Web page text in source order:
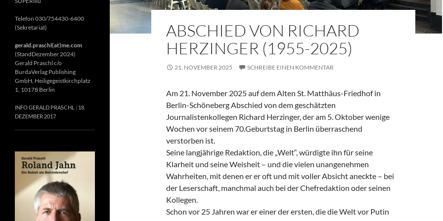
ABSCHIED VON RICHARD
HERZINGER (1955-2025)
21. NOVEMBER 2025 SCHREIBE EINEN KOMMENTAR
Am 21. November 2025 auf dem Alten St. Matthäus-Friedhof in
Berlin-Schöneberg Abschied von dem geschätzten
Journalistenkollegen Richard Herzinger, der am 5. Oktober wenige
Wochen vor seinem 70.Geburtstag in Berlin überraschend
verstorben ist.
Seine langjährige Redaktion, die „Welt“, würdigte ihn für seine
Klarheit und seine Weisheit – und die vielen unangenehmen
Wahrheiten, mit denen er er oft und mit voller Absicht aneckte – bei
der Leserschaft, manchmal auch bei der Chefredaktion oder seinen
Kollegen.
Schon vor 25 Jahren war er einer der ersten, die die Welt vor Putin
Telefon 030/754430-6400
(Sekretariat)
gerald.praschl(at)me.com
(StandDezember 2024)
Gerald Praschl c/o
BurdaVerlag Publishing
GmbH, Heiligegeistkirchplatz
1, 10178 Berlin
INFO GERALD PRASCHL
18.
DEZEMBER 2017